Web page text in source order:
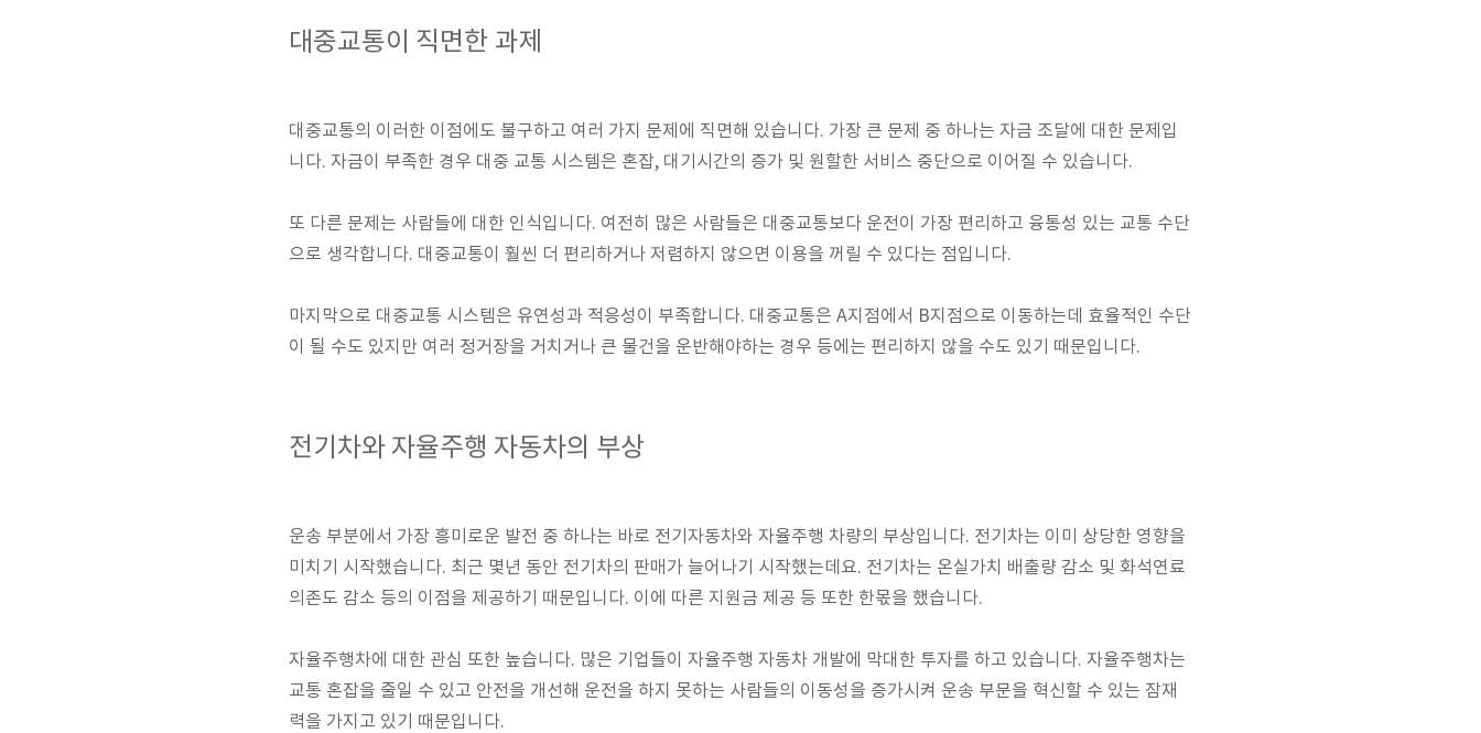
대중교통이 직면한 과제
대중교통의 이러한 이점에도 불구하고 여러 가지 문제에 직면해 있습니다. 가장 큰 문제 중 하나는 자금 조달에 대한 문제입
니다. 자금이 부족한 경우 대중 교통 시스템은 혼잡, 대기시간의 증가 및 원할한 서비스 중단으로 이어질 수 있습니다.
또 다른 문제는 사람들에 대한 인식입니다. 여전히 많은 사람들은 대중교통보다 운전이 가장 편리하고 융통성 있는 교통 수단
으로 생각합니다. 대중교통이 훨씬 더 편리하거나 저렴하지 않으면 이용을 꺼릴 수 있다는 점입니다.
마지막으로 대중교통 시스템은 유연성과 적응성이 부족합니다. 대중교통은 A지점에서 B지점으로 이동하는데 효율적인 수단
이 될 수도 있지만 여러 정거장을 거치거나 큰 물건을 운반해야하는 경우 등에는 편리하지 않을 수도 있기 때문입니다.
전기차와 자율주행 자동차의 부상
운송 부분에서 가장 흥미로운 발전 중 하나는 바로 전기자동차와 자율주행 차량의 부상입니다. 전기차는 이미 상당한 영향을
미치기 시작했습니다. 최근 몇년 동안 전기차의 판매가 늘어나기 시작했는데요. 전기차는 온실가치 배출량 감소 및 화석연료
의존도 감소 등의 이점을 제공하기 때문입니다. 이에 따른 지원금 제공 등 또한 한몫을 했습니다.
자율주행차에 대한 관심 또한 높습니다. 많은 기업들이 자율주행 자동차 개발에 막대한 투자를 하고 있습니다. 자율주행차는
교통 혼잡을 줄일 수 있고 안전을 개선해 운전을 하지 못하는 사람들의 이동성을 증가시켜 운송 부문을 혁신할 수 있는 잠재
력을 가지고 있기 때문입니다.